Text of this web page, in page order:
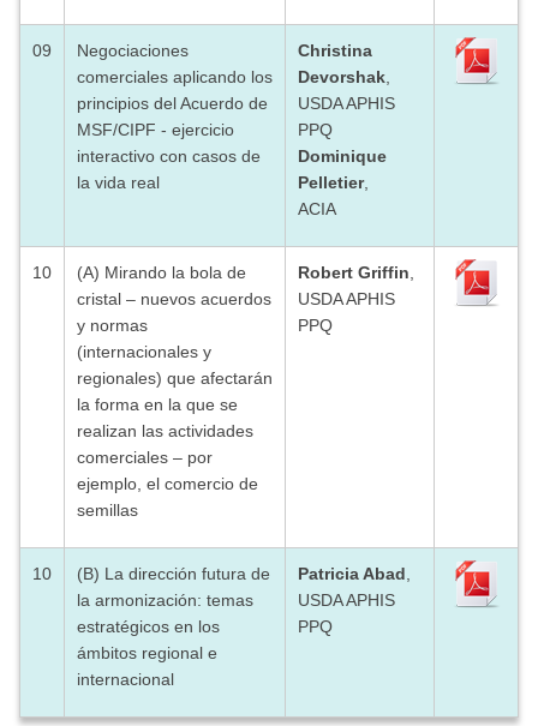
09
Negociaciones
comerciales aplicando los
principios del Acuerdo de
MSF/CIPF - ejercicio
interactivo con casos de
la vida real
Christina
Devorshak
USDA APHIS
PPQ
Dominique
Pelletier,
ACIA
10
(A) Mirando la bola de
cristal – nuevos acuerdos
y normas
(internacionales y
regionales) que afectarán
la forma en la que se
realizan las actividades
comerciales – por
ejemplo, el comercio de
semillas
Robert Griffin
USDA APHIS
PPQ
10
(B) La dirección futura de
la armonización: temas
estratégicos en los
ámbitos regional e
internacional
Patricia Abad
USDA APHIS
PPQ